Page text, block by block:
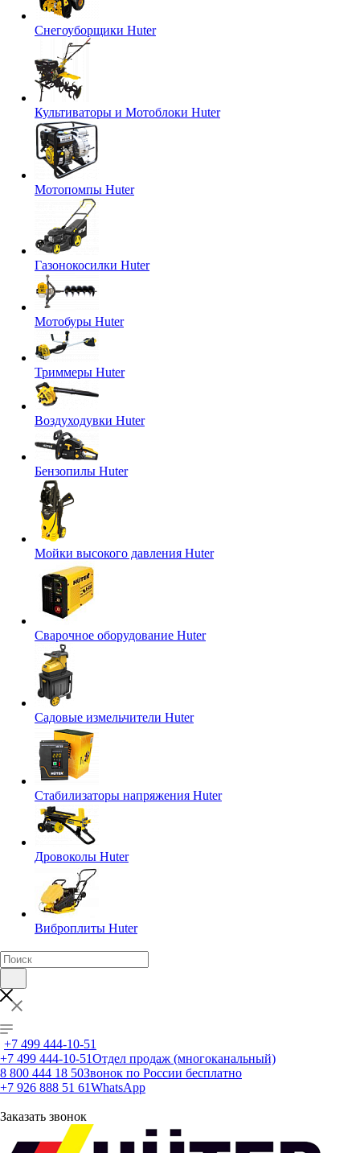
Снегоуборщики Huter
Культиваторы и Мотоблоки Huter
Мотопомпы Huter
Газонокосилки Huter
Мотобуры Huter
Триммеры Huter
Воздуходувки Huter
Бензопилы Huter
Мойки высокого давления Huter
Сварочное оборудование Huter
Садовые измельчители Huter
Стабилизаторы напряжения Huter
Дровоколы Huter
Виброплиты Huter
+7 499 444-10-51
+7 499 444-10-51Отдел продаж (многоканальный)
8 800 444 18 50Звонок по России бесплатно
+7 926 888 51 61WhatsApp
Заказать звонок